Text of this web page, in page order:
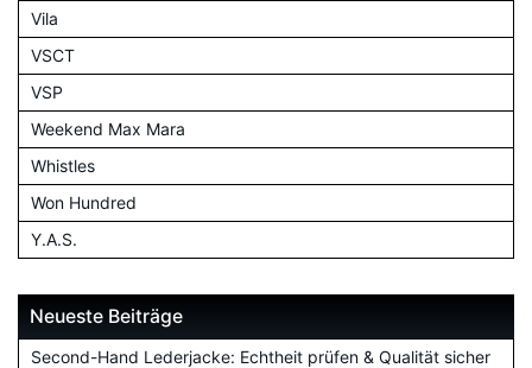
Vila
VSCT
VSP
Weekend Max Mara
Whistles
Won Hundred
Y.A.S.
Neueste Beiträge
Second-Hand Lederjacke: Echtheit prüfen & Qualität sicher